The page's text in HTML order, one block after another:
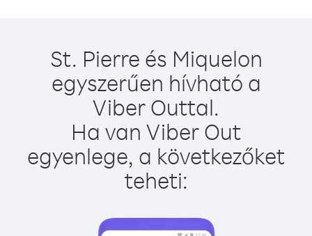
St. Pierre és Miquelon
egyszerűen hívható a
Viber Outtal.
Ha van Viber Out
egyenlege, a következőket
teheti: